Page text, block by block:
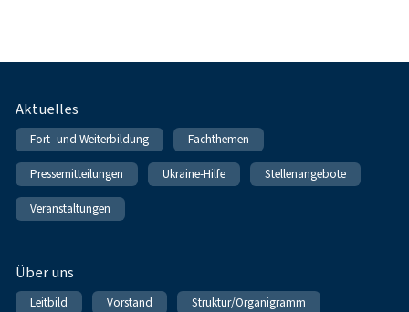
Fußnavigation
Aktuelles
Fort- und Weiterbildung Fachthemen
Pressemitteilungen Ukraine-Hilfe Stellenangebote
Veranstaltungen
Über uns
Leitbild Vorstand Struktur/Organigramm